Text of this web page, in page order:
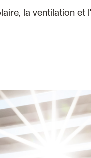
la ventilation et